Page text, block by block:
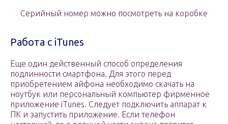
Серийный номер можно посмотреть на коробке
Работа с iTunes
Еще один действенный способ определения
подлинности смартфона. Для этого перед
приобретением айфона необходимо скачать на
ноутбук или персональный компьютер фирменное
приложение iTunes. Следует подключить аппарат к
ПК и запустить приложение. Если телефон